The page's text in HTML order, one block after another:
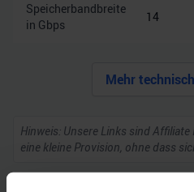
Speicherbandbreite
in Gbps
14
Mehr
Hinweis: Unsere Links sind
eine kleine Provision, ohne dass